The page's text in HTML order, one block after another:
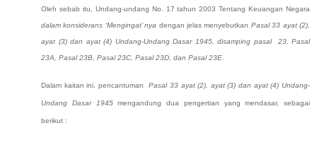
Oleh sebab itu, Undang-undang No. 17 tahun 2003 Tentang Keuangan Negara
dalam konsiderans ‘Mengingat’ nya dengan jelas menyebutkan Pasal 33 ayat (2),
ayat (3) dan ayat (4) Undang-Undang Dasar 1945, disamping pasal 23, Pasal
23A, Pasal 23B, Pasal 23C, Pasal 23D, dan Pasal 23E.
Dalam kaitan ini, pencantumanPasal 33 ayat (2), ayat (3) dan ayat (4) Undang-
Undang Dasar 1945mengandung dua pengertian yang mendasar, sebagai
berikut :